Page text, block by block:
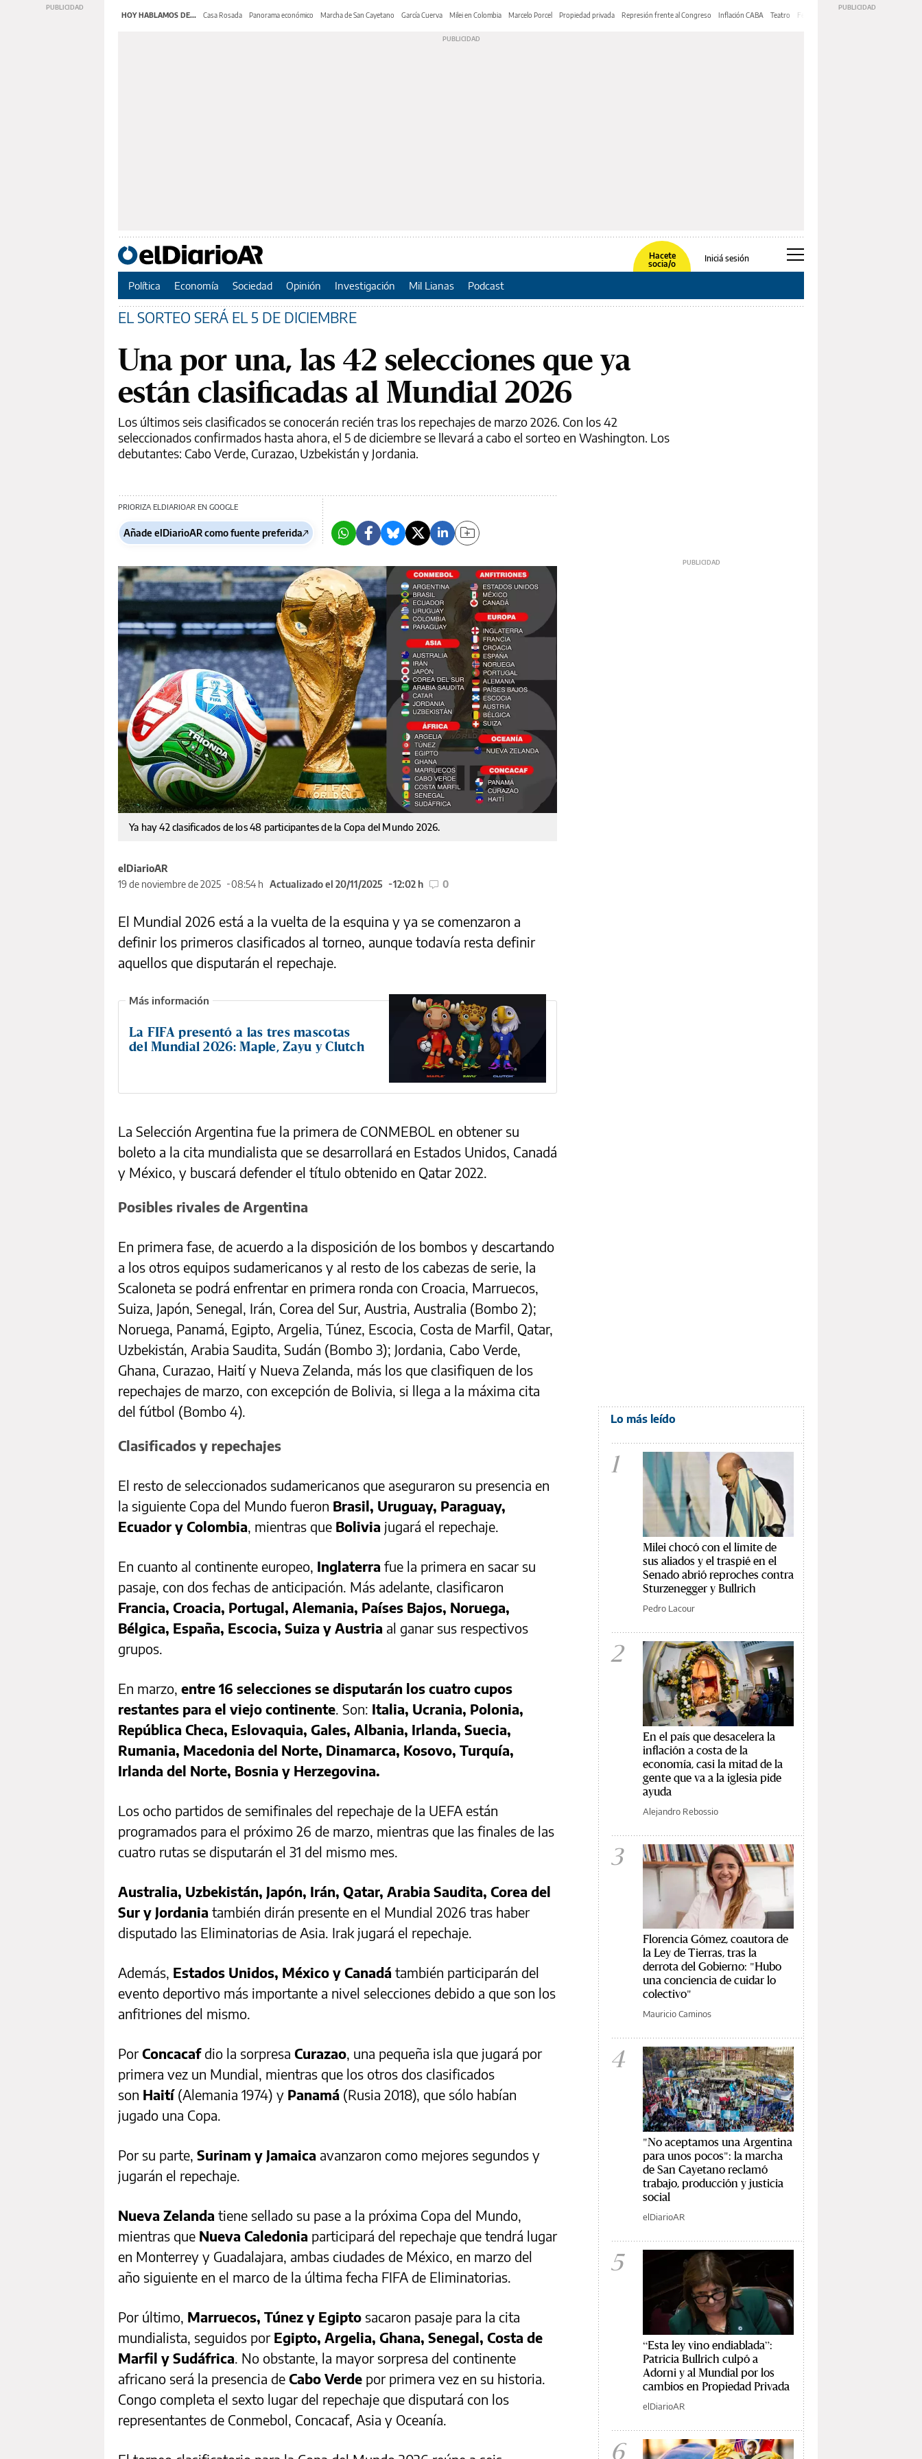
HOY HABLAMOS DE... Casa Rosada Panorama económico Marcha de San Cayetano García Cuerva Milei en Colombia Marcelo Porcel Propiedad privada Represión frente al Congreso Inflación CABA Teatro Feria de Editores
Hacete
socia/o
Iniciá sesión
Política Economía Sociedad Opinión Investigación Mil Lianas Podcast
EL SORTEO SERÁ EL 5 DE DICIEMBRE
Una por una, las 42 selecciones que ya
están clasificadas al Mundial 2026
Los últimos seis clasificados se conocerán recién tras los repechajes de marzo 2026. Con los 42
seleccionados confirmados hasta ahora, el 5 de diciembre se llevará a cabo el sorteo en Washington. Los
debutantes: Cabo Verde, Curazao, Uzbekistán y Jordania.
PRIORIZA ELDIARIOAR EN GOOGLE
Añade elDiarioAR como fuente preferida
Ya hay 42 clasificados de los 48 participantes de la Copa del Mundo 2026.
elDiarioAR
19 de noviembre de 2025
08:54 h Actualizado el 20/11/2025 12:02 h 0
El Mundial 2026 está a la vuelta de la esquina y ya se comenzaron a
definir los primeros clasificados al torneo, aunque todavía resta definir
aquellos que disputarán el repechaje.
La FIFA presentó a las tres mascotas
del Mundial 2026: Maple, Zayu y Clutch
La Selección Argentina fue la primera de CONMEBOL en obtener su
boleto a la cita mundialista que se desarrollará en Estados Unidos, Canadá
y México, y buscará defender el título obtenido en Qatar 2022.
Posibles rivales de Argentina
En primera fase, de acuerdo a la disposición de los bombos y descartando
a los otros equipos sudamericanos y al resto de los cabezas de serie, la
Scaloneta se podrá enfrentar en primera ronda con Croacia, Marruecos,
Suiza, Japón, Senegal, Irán, Corea del Sur, Austria, Australia (Bombo 2);
Noruega, Panamá, Egipto, Argelia, Túnez, Escocia, Costa de Marfil, Qatar,
Uzbekistán, Arabia Saudita, Sudán (Bombo 3); Jordania, Cabo Verde,
Ghana, Curazao, Haití y Nueva Zelanda, más los que clasifiquen de los
repechajes de marzo, con excepción de Bolivia, si llega a la máxima cita
del fútbol (Bombo 4).
Clasificados y repechajes
El resto de seleccionados sudamericanos que aseguraron su presencia en
la siguiente Copa del Mundo fueron Brasil, Uruguay, Paraguay,
Ecuador y Colombia, mientras que Bolivia jugará el repechaje.
En cuanto al continente europeo, Inglaterra fue la primera en sacar su
pasaje, con dos fechas de anticipación. Más adelante, clasificaron
Francia, Croacia, Portugal, Alemania, Países Bajos, Noruega,
Bélgica, España, Escocia, Suiza y Austria al ganar sus respectivos
grupos.
En marzo, entre 16 selecciones se disputarán los cuatro cupos
restantes para el viejo continente. Son: Italia, Ucrania, Polonia,
República Checa, Eslovaquia, Gales, Albania, Irlanda, Suecia,
Rumania, Macedonia del Norte, Dinamarca, Kosovo, Turquía,
Irlanda del Norte, Bosnia y Herzegovina.
Los ocho partidos de semifinales del repechaje de la UEFA están
programados para el próximo 26 de marzo, mientras que las finales de las
cuatro rutas se disputarán el 31 del mismo mes.
Australia, Uzbekistán, Japón, Irán, Qatar, Arabia Saudita, Corea del
Sur y Jordania también dirán presente en el Mundial 2026 tras haber
disputado las Eliminatorias de Asia. Irak jugará el repechaje.
Además, Estados Unidos, México y Canadá también participarán del
evento deportivo más importante a nivel selecciones debido a que son los
anfitriones del mismo.
PorConcacaf dio la sorpresa Curazao, una pequeña isla que jugará por
primera vez un Mundial, mientras que los otros dos clasificados
son Haití (Alemania 1974) y Panamá (Rusia 2018), que sólo habían
jugado una Copa.
Por su parte, Surinam y Jamaica avanzaron como mejores segundos y
jugarán el repechaje.
Nueva Zelanda tiene sellado su pase a la próxima Copa del Mundo,
mientras que Nueva Caledonia participará del repechaje que tendrá lugar
en Monterrey y Guadalajara, ambas ciudades de México, en marzo del
año siguiente en el marco de la última fecha FIFA de Eliminatorias.
Por último, Marruecos, Túnez y Egipto sacaron pasaje para la cita
mundialista, seguidos por Egipto, Argelia, Ghana, Senegal, Costa de
Marfil y Sudáfrica. No obstante, la mayor sorpresa del continente
africano será la presencia de Cabo Verde por primera vez en su historia.
Congo completa el sexto lugar del repechaje que disputará con los
representantes de Conmebol, Concacaf, Asia y Oceanía.
Lo más leído
1
Milei chocó con el límite de
sus aliados y el traspié en el
Senado abrió reproches contra
Sturzenegger y Bullrich
Pedro Lacour
2
En el país que desacelera la
inflación a costa de la
economía, casi la mitad de la
gente que va a la iglesia pide
ayuda
Alejandro Rebossio
3
Florencia Gómez, coautora de
la Ley de Tierras, tras la
derrota del Gobierno: "Hubo
una conciencia de cuidar lo
colectivo"
Mauricio Caminos
4
"No aceptamos una Argentina
para unos pocos": la marcha
de San Cayetano reclamó
trabajo, producción y justicia
social
elDiarioAR
5
“Esta ley vino endiablada”:
Patricia Bullrich culpó a
Adorni y al Mundial por los
cambios en Propiedad Privada
elDiarioAR
6